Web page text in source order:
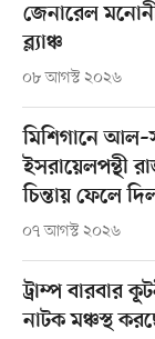
জেনারেল
ব্ল্যাঞ্চ
০৮ আগস্ট ২০২৬
মিশিগানে
ইসরায়েলপন্থী
চিন্তায় ফেলে
০৭ আগস্ট ২০২৬
ট্রাম্প বারবার
নাটক মঞ্চস্থ